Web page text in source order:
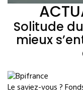
Solitude
mieux
Le saviez-vous ?